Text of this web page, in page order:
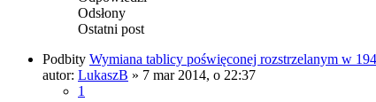
Odsłony
Ostatni post
Podbity Wymiana tablicy poświęconej rozstrzelanym w
autor: LukaszB » 7 mar 2014, o 22:37
1